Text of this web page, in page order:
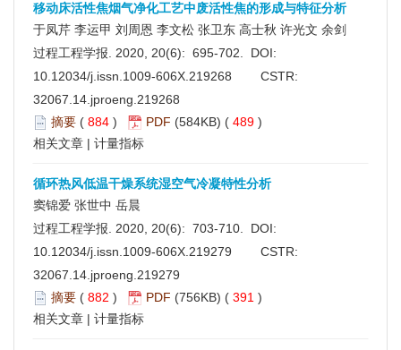
移动床活性焦烟气净化工艺中废活性焦的形成与特征分析
于凤芹 李运甲 刘周恩 李文松 张卫东 高士秋 许光文 余剑
过程工程学报. 2020, 20(6): 695-702. DOI:
10.12034/j.issn.1009-606X.219268
CSTR:
32067.14.jproeng.219268
摘要 ( 884 ) PDF (584KB) ( 489 )
相关文章 | 计量指标
循环热风低温干燥系统湿空气冷凝特性分析
窦锦爱 张世中 岳晨
过程工程学报. 2020, 20(6): 703-710. DOI:
10.12034/j.issn.1009-606X.219279
CSTR:
32067.14.jproeng.219279
摘要 ( 882 ) PDF (756KB) ( 391 )
相关文章 | 计量指标